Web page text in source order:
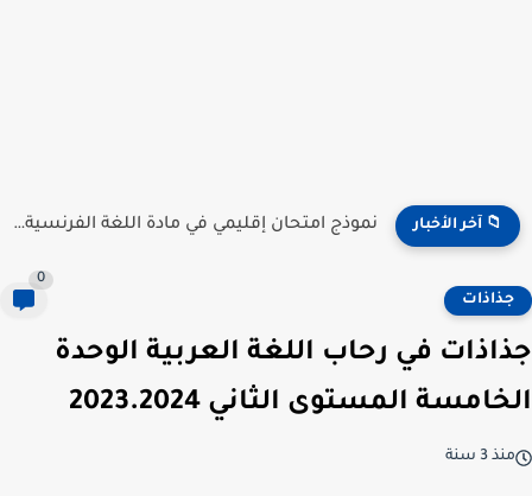
📁 آخر الأخبار نموذج امتحان إقليمي في مادة اللغة الفرنسية للمستوى السادس...
جذاذات
0
جذاذات في رحاب اللغة العربية الوحدة
الخامسة المستوى الثاني 2023.2024
منذ 3 سنة